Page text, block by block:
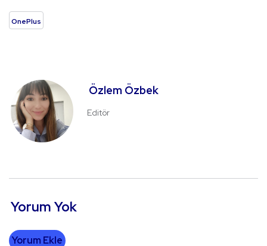
OnePlus
Özlem Özbek
Editör
Yorum Yok
Yorum Ekle